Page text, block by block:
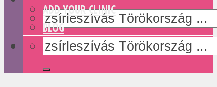
ADD YOUR CLINIC
BLOG